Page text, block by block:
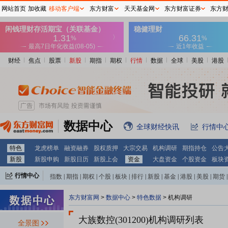
财经 焦点 股票 新股 期指 期权 行情 数据 全球 美股 港股
数据中心 全球财经快讯 行情中
特色 龙虎榜单 融资融券 股权质押 大宗交易 机构调研 期指持仓
公告
新股
新股申购 新股日历 新股上会 资金 大盘资金 个股资金 板块
行情中心 指数 期指 期权 个股 板块 排行 新股 基金 港股 美股 期货
全景图
东方财富网 > 数据中心 > 特色数据 > 机构调研
大族数控(301200)机构调研列表
网站首页 加收藏 移动客户端 东方财富 天天基金网 东方财富证券 东方